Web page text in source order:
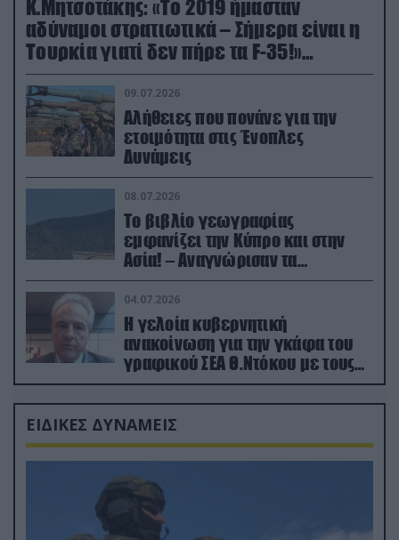
Κ.Μητσοτάκης: «Το 2019 ήμασταν
αδύναμοι στρατιωτικά – Σήμερα είναι η
Τουρκία γιατί δεν πήρε τα F-35!»
(βίντεο)
09.07.2026
Αλήθειες που πονάνε για την
ετοιμότητα στις Ένοπλες
Δυνάμεις
08.07.2026
Το βιβλίο γεωγραφίας
εμφανίζει την Κύπρο και στην
Ασία! – Αναγνώρισαν τα
κατεχόμενα; (φωτο)
04.07.2026
Η γελοία κυβερνητική
ανακοίνωση για την γκάφα του
γραφικού ΣΕΑ Θ.Ντόκου με τους
Ρώσους φαρσέρ
ΕΙΔΙΚΕΣ ΔΥΝΑΜΕΙΣ